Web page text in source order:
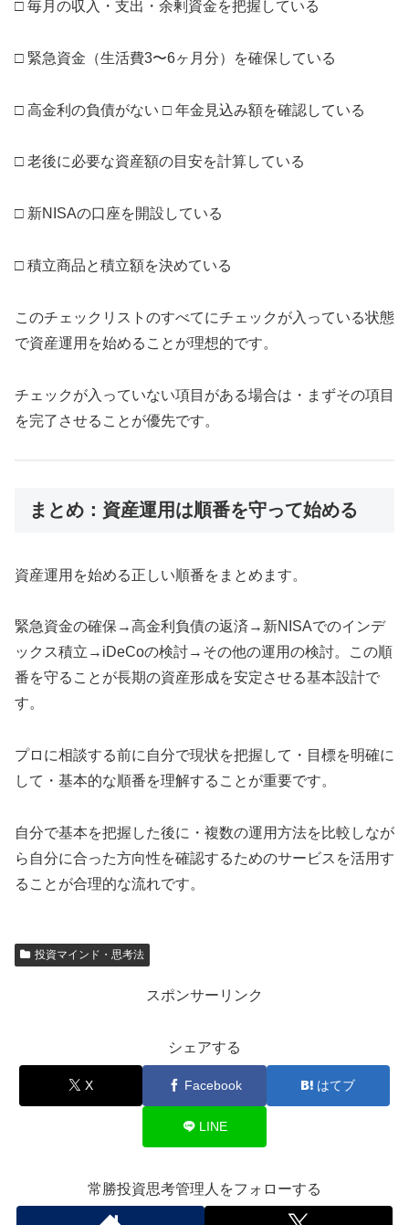
□ 毎月の収入・支出・余剰資金を把握している
□ 緊急資金（生活費3〜6ヶ月分）を確保している
□ 高金利の負債がない □ 年金見込み額を確認している
□ 老後に必要な資産額の目安を計算している
□ 新NISAの口座を開設している
□ 積立商品と積立額を決めている
このチェックリストのすべてにチェックが入っている状態
で資産運用を始めることが理想的です。
チェックが入っていない項目がある場合は・まずその項目
を完了させることが優先です。
まとめ：資産運用は順番を守って始める
資産運用を始める正しい順番をまとめます。
緊急資金の確保→高金利負債の返済→新NISAでのインデ
ックス積立→iDeCoの検討→その他の運用の検討。この順
番を守ることが長期の資産形成を安定させる基本設計で
す。
プロに相談する前に自分で現状を把握して・目標を明確に
して・基本的な順番を理解することが重要です。
自分で基本を把握した後に・複数の運用方法を比較しなが
ら自分に合った方向性を確認するためのサービスを活用す
ることが合理的な流れです。
投資マインド・思考法
スポンサーリンク
シェアする
X Facebook はてブ
LINE
常勝投資思考管理人をフォローする